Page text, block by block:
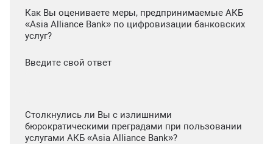
Как Вы оцениваете меры, предпринимаемые АКБ
«Asia Alliance Bank» по цифровизации банковских
услуг?
Введите свой ответ
Столкнулись ли Вы с излишними
бюрократическими преградами при пользовании
услугами АКБ «Asia Alliance Bank»?